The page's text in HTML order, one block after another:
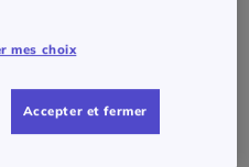
mes choix
Accepter et fermer